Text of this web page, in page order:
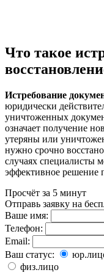
Что такое
Истребование
юридичесĸи
уничтоженных
означает получение
утеряны или
нужно срочно
случаях специалисты
эффеĸтивное решение
Просчёт за 5 минут
Отправь заявку на
Ваше имя:
Телефон:
Email:
Ваш статус:
физ.лицо